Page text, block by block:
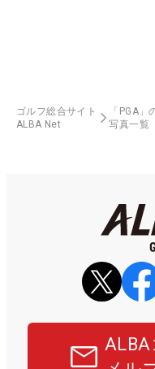
ゴルフ総合サイト
ALBA Net
「PGA」
写真一覧